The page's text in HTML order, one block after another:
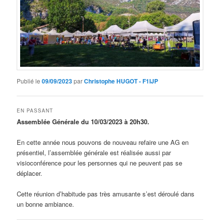
Publié le09/09/2023parChristophe HUGOT - F1IJP
EN PASSANT
Assemblée Générale du 10/03/2023 à 20h30.
En cette année nous pouvons de nouveau refaire une AG en
présentiel, l’assemblée générale est réalisée aussi par
visioconférence pour les personnes qui ne peuvent pas se
déplacer.
Cette réunion d’habitude pas très amusante s’est déroulé dans
un bonne ambiance.